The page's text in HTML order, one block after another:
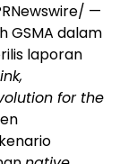
—
GSMA dalam
laporan
for the